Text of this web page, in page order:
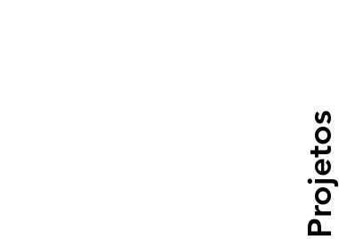
Projetos